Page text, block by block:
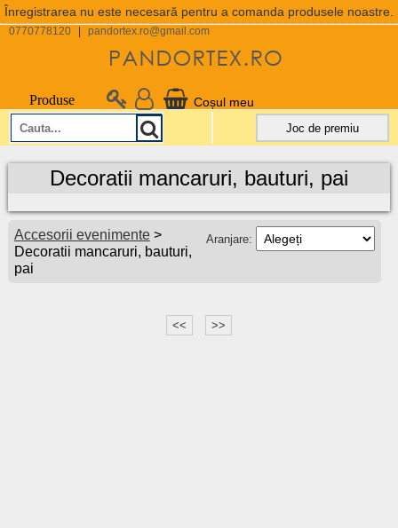
Înregistrarea nu este necesară pentru a comanda produsele noastre.
0770778120 pandortex.ro@gmail.com
Produse Coșul meu
Joc de premiu
Decoratii mancaruri, bauturi, pai
Aranjare:
Accesorii evenimente>
Decoratii mancaruri, bauturi,
pai
<< >>